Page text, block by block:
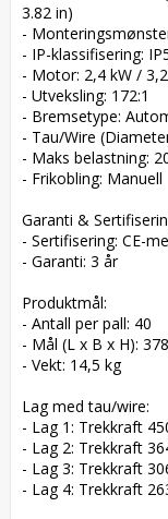
3.82 in)
-
- IP-klassifisering:
- Motor: 2,4 kW /
- Utveksling: 172:1
- Bremsetype:
- Tau/Wire
- Maks belastning:
- Frikobling: Manuell
Garanti &
- Sertifisering: CE-
- Garanti: 3 år
Produktmål:
- Antall per pall: 40
- Mål (L x B x H):
- Vekt: 14,5 kg
Lag med tau/wire:
- Lag 1: Trekkraft
- Lag 2: Trekkraft
- Lag 3: Trekkraft
- Lag 4: Trekkraft